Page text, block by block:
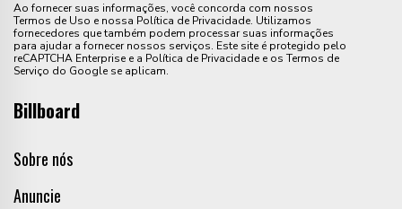
Ao fornecer suas informações, você concorda com nossos
Termos de Uso e nossa Política de Privacidade. Utilizamos
fornecedores que também podem processar suas informações
para ajudar a fornecer nossos serviços. Este site é protegido pelo
reCAPTCHA Enterprise e a Política de Privacidade e os Termos de
Serviço do Google se aplicam.
Billboard
Sobre nós
Anuncie